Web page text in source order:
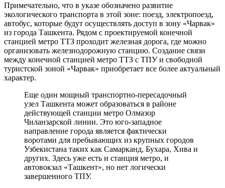
Примечательно, что в указе обозначено развитие
экологического транспорта в этой зоне: поезд, электропоезд,
автобус, которые будут осуществлять доступ в зону «Чарвак»
из города Ташкента. Рядом с проектируемой конечной
станцией метро ТТЗ проходит железная дорога, где можно
организовать железнодорожную станцию. Создание связи
между конечной станцией метро ТТЗ с ТПУ и свободной
туристской зоной «Чарвак» приобретает все более актуальный
характер.
Еще один мощный транспортно-пересадочный
узел Ташкента может образоваться в районе
действующей станции метро Олмазор
Чиланзарской линии. Это юго-западное
направление города является фактически
воротами для пребывающих из крупных городов
Узбекистана таких как Самарканд, Бухара, Хива и
других. Здесь уже есть и станция метро, и
автовокзал «Ташкент», но нет логически
завершенного ТПУ.